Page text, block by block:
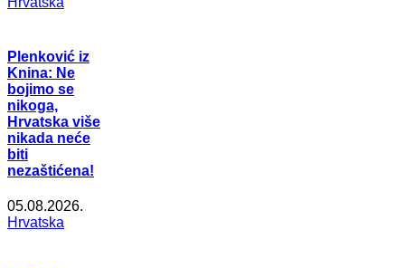
Plenković iz
Knina: Ne
bojimo se
nikoga,
Hrvatska više
nikada neće
biti
nezaštićena!
05.08.2026.
Hrvatska